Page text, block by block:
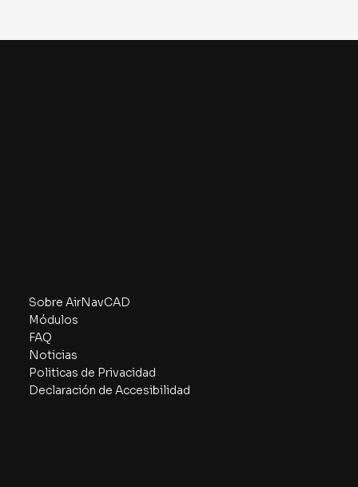
Sobre AirNavCAD
Módulos
FAQ
Noticias
Politicas de Privacidad
Declaración de Accesibilidad